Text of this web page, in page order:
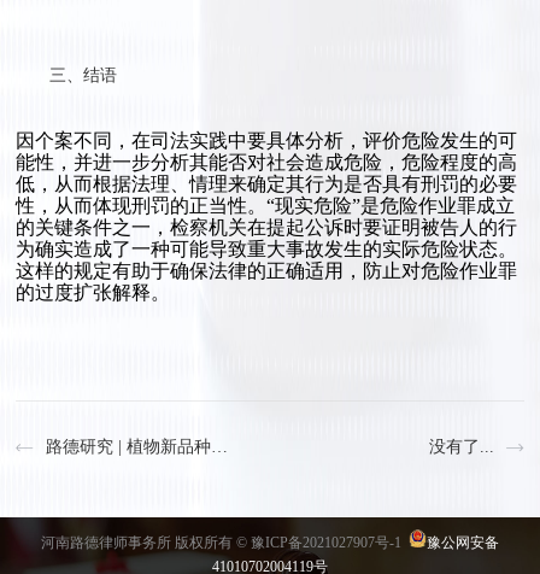
三、结语
因个案不同，在司法实践中要具体分析，评价危险发生的可
能性，并进一步分析其能否对社会造成危险，危险程度的高
低，从而根据法理、情理来确定其行为是否具有刑罚的必要
性，从而体现刑罚的正当性。“现实危险”是危险作业罪成立
的关键条件之一，检察机关在提起公诉时要证明被告人的行
为确实造成了一种可能导致重大事故发生的实际危险状态。
这样的规定有助于确保法律的正确适用，防止对危险作业罪
的过度扩张解释。
路德研究 | 植物新品种保护侵权证据收集：维权之路的坚实基石 没有了...
河南路德律师事务所 版权所有 © 豫ICP备2021027907号-1
豫公网安备
41010702004119号